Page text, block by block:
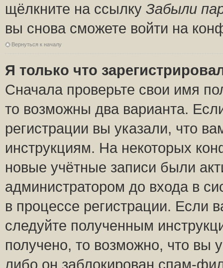
щёлкните на ссылку Забыли
вы снова сможете войти на
Вернуться к началу
Я только что
Сначала проверьте свои имя
то возможны два варианта.
регистрации вы указали, что
инструкциям. На некоторых
новые учётные записи были
администратором до входа в
в процессе регистрации.
следуйте полученным
получено, то возможно, что вы
либо он заблокирован спам-